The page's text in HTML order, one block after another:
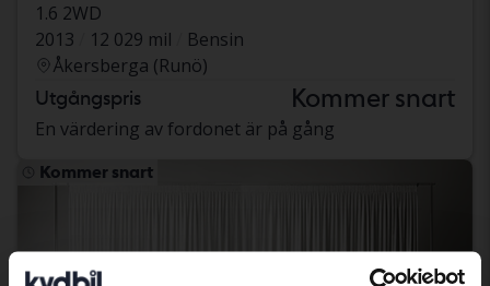
1.6 2WD
2013
12 029 mil
Bensin
Åkersberga (Runö)
Utgångspris Kommer snart
En värdering av fordonet är på gång
Kommer snart